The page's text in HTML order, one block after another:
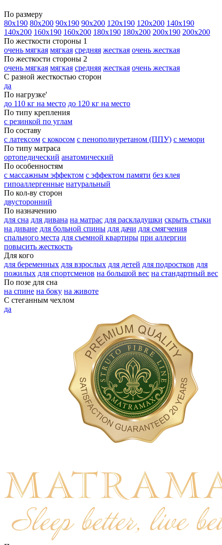
По размеру
80х190 80х200 90х190 90х200 120х190 120х200 140х190
140х200 160х190 160х200 180х190 180х200 200х190 200х200
По жесткости стороны 1
очень мягкая мягкая средняя жесткая очень жесткая
По жесткости стороны 2
очень мягкая мягкая средняя жесткая очень жесткая
С разной жесткостью сторон
да
По нагрузке'
до 110 кг на место до 120 кг на место
По типу крепления
с резинкой по углам
По составу
с латексом с кокосом с пенополиуретаном (ППУ) с мемори
По типу матраса
ортопедический анатомический
По особенностям
с массажным эффектом с эффектом памяти без клея
гипоаллергенные натуральный
По кол-ву сторон
двусторонний
По назначению
для сна для дивана на матрас для раскладушки скрыть стыки
на диване для больной спины для дачи для смягчения
спального места для съемной квартиры при аллергии
повысить жесткость
Для кого
для беременных для взрослых для детей для подростков для
пожилых для спортсменов на большой вес на стандартный вес
По позе для сна
на спине на боку на животе
С стеганным чехлом
да